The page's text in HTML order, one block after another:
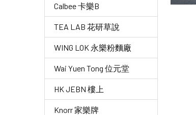
Calbee 卡樂B
TEA LAB 花研草說
WING LOK 永樂粉麵廠
Wai Yuen Tong 位元堂
HK JEBN 樓上
Knorr 家樂牌